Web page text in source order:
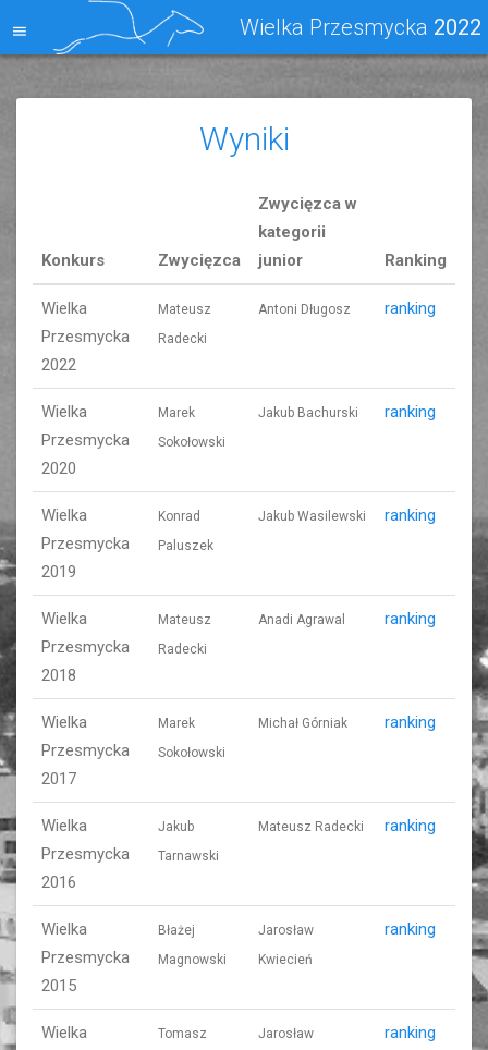
Wielka Przesmycka 2022
Wyniki
Konkurs Zwycięzca
Zwycięzca w
kategorii
junior
Ranking
Wielka
Przesmycka
2022
Mateusz
Radecki
Antoni Długosz ranking
Wielka
Przesmycka
2020
Marek
Sokołowski
Jakub Bachurski ranking
Wielka
Przesmycka
2019
Konrad
Paluszek
Jakub Wasilewski ranking
Wielka
Przesmycka
2018
Mateusz
Radecki
Anadi Agrawal ranking
Wielka
Przesmycka
2017
Marek
Sokołowski
Michał Górniak ranking
Wielka
Przesmycka
2016
Jakub
Tarnawski
Mateusz Radecki ranking
Wielka
Przesmycka
2015
Błażej
Magnowski
Jarosław
Kwiecień
ranking
Wielka
Tomasz
Jarosław
ranking